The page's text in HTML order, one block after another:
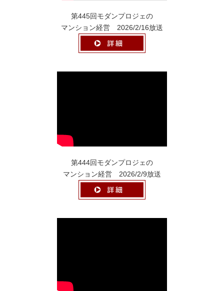
第445回モダンプロジェの
マンション経営 2026/2/16放送
第444回モダンプロジェの
マンション経営 2026/2/9放送